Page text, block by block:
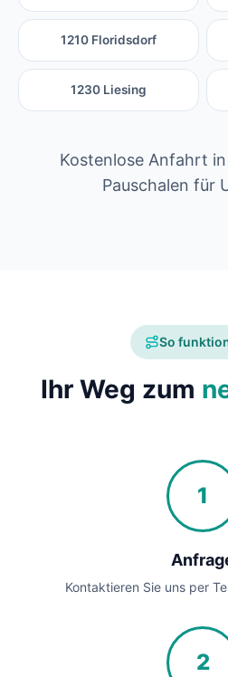
1210 Floridsdorf
1230 Liesing
Kostenlose Anfahrt
Pauschalen für
So
Ihr Weg zum
1
Kontaktieren Sie uns per
2